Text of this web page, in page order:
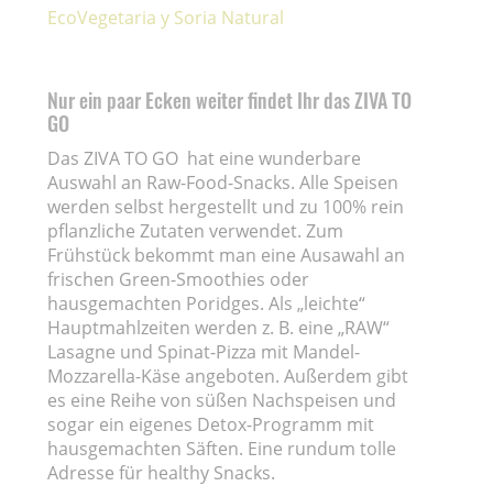
EcoVegetaria y Soria Natural
Nur ein paar Ecken weiter findet Ihr das ZIVA TO
GO
Das ZIVA TO GO hat eine wunderbare
Auswahl an Raw-Food-Snacks. Alle Speisen
werden selbst hergestellt und zu 100% rein
pflanzliche Zutaten verwendet. Zum
Frühstück bekommt man eine Ausawahl an
frischen Green-Smoothies oder
hausgemachten Poridges. Als „leichte“
Hauptmahlzeiten werden z. B. eine „RAW“
Lasagne und Spinat-Pizza mit Mandel-
Mozzarella-Käse angeboten. Außerdem gibt
es eine Reihe von süßen Nachspeisen und
sogar ein eigenes Detox-Programm mit
hausgemachten Säften. Eine rundum tolle
Adresse für healthy Snacks.